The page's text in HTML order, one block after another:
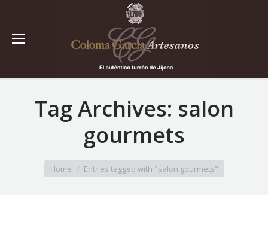
Tag Archives: salon
gourmets
You are here:
Home Entries tagged with "salon gourmets"